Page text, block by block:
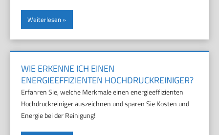
Weiterlesen
WIE ERKENNE ICH EINEN
ENERGIEEFFIZIENTEN HOCHDRUCKREINIGER?
Erfahren Sie, welche Merkmale einen energieeffizienten
Hochdruckreiniger auszeichnen und sparen Sie Kosten und
Energie bei der Reinigung!